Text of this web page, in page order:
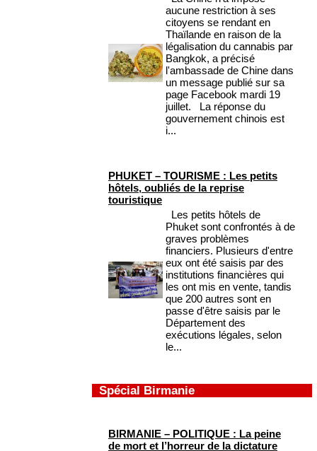
aucune restriction à ses
citoyens se rendant en
Thaïlande en raison de la
légalisation du cannabis par
Bangkok, a précisé
l'ambassade de Chine dans
un message publié sur sa
page Facebook mardi 19
juillet. La réponse du
gouvernement chinois est
i...
PHUKET – TOURISME : Les petits
hôtels, oubliés de la reprise
touristique
Les petits hôtels de
Phuket sont confrontés à de
graves problèmes
financiers. Plusieurs d'entre
eux ont été saisis par des
institutions financières qui
les ont mis en vente, tandis
que 200 autres sont en
passe d'être saisis par le
Département des
exécutions légales, selon
le...
Spécial Birmanie
BIRMANIE – POLITIQUE : La peine
de mort et l’horreur de la dictature